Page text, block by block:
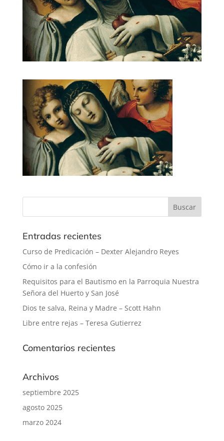
Entradas recientes
Curso de Predicación – Dexter Alejandro Reyes
Cómo ir a la confesión
Requisitos para el Bautismo en la Parroquia Nuestra
Señora del Huerto y San José
Dios te salva, Reina y Madre – Scott Hahn
Libre entre rejas – Teresa Gutierrez
Comentarios recientes
Archivos
septiembre 2025
agosto 2025
marzo 2024